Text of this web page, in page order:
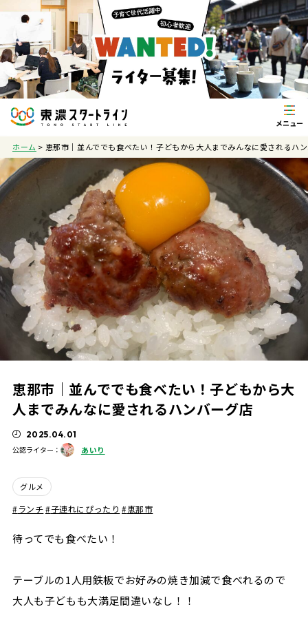
ホーム > 恵那市｜並んででも食べたい！子どもから大人までみんなに愛されるハ
恵那市｜並んででも食べたい！子どもから大
人までみんなに愛されるハンバーグ店
2025.04.01
公認ライター：
あいり
グルメ
ランチ 子連れにぴったり 恵那市
待ってでも食べたい！
テーブルの1人用鉄板でお好みの焼き加減で食べれるので
大人も子どもも大満足間違いなし！！